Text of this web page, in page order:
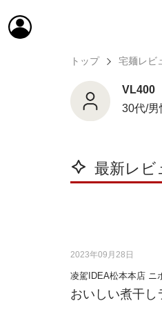
トップ 宅麺レビ
VL400
30代/男
最新レビ
2023年09月28日
凌駕IDEA松本本店 ニ
おいしい煮干し